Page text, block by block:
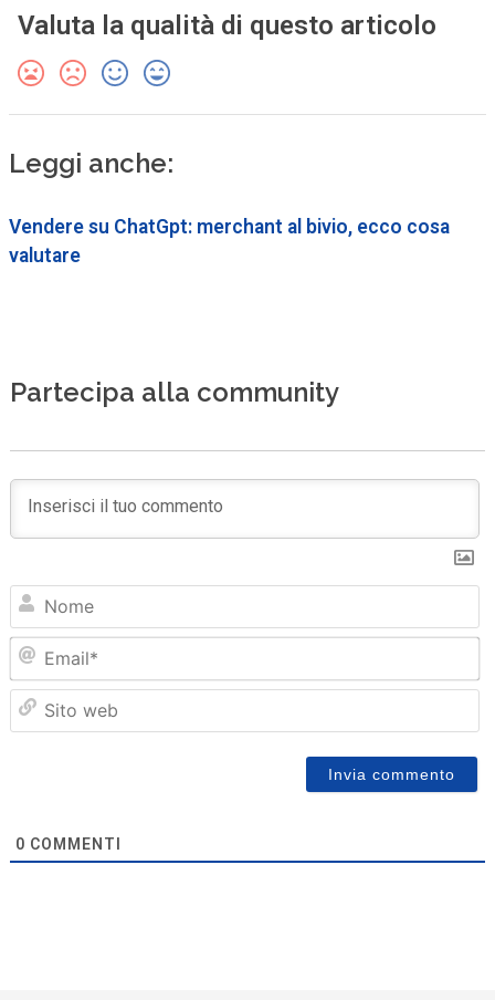
Valuta la qualità di questo articolo
Leggi anche:
Vendere su ChatGpt: merchant al bivio, ecco cosa
valutare
Partecipa alla community
0 COMMENTI